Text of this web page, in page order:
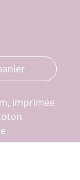
imprimée